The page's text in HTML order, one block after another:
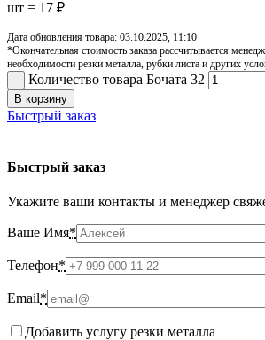
шт = 17 ₽
Дата обновления товара: 03.10.2025, 11:10
*Окончательная стоимость заказа рассчитывается
необходимости резки металла, рубки листа и других
Количество товара Бочата 32
В корзину
Быстрый заказ
Быстрый заказ
Укажите ваши контакты и менеджер
Ваше Имя*
Телефон*
Email*
Добавить услугу резки металла